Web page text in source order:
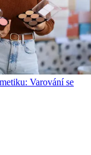
Varování se